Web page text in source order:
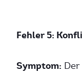
Fehler 5:
Symptom: